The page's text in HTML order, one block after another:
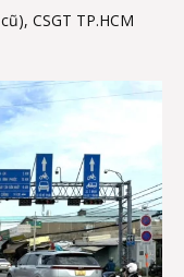
CSGT TP.HCM